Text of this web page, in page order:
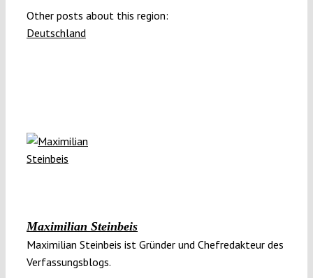
Other posts about this region:
Deutschland
Maximilian Steinbeis
Maximilian Steinbeis ist Gründer und Chefredakteur des
Verfassungsblogs.